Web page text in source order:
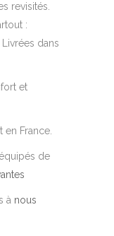
revisités.
:
dans
et
en France.
de
à nous